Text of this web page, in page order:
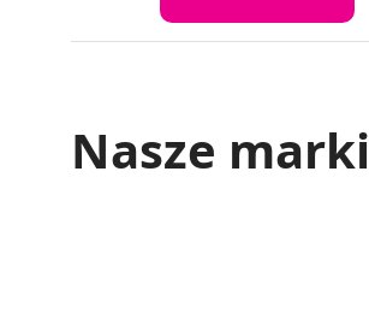
Nasze marki